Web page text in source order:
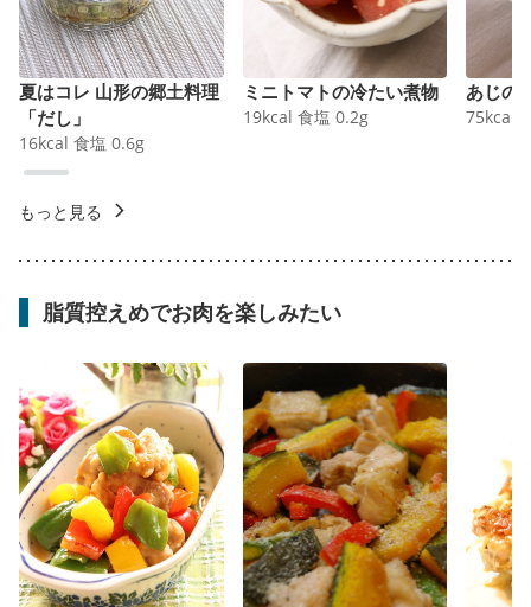
夏はコレ 山形の郷土料理
「だし」
16kcal 食塩 0.6g
ミニトマトの冷たい煮物
19kcal 食塩 0.2g
あじの
75kcal
もっと見る
脂質控えめでお肉を楽しみたい